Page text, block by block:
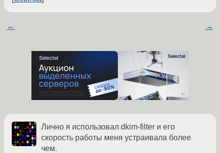
← →
Лично я использовал dkim-filter и его
скорость работы меня устраивала более
чем.